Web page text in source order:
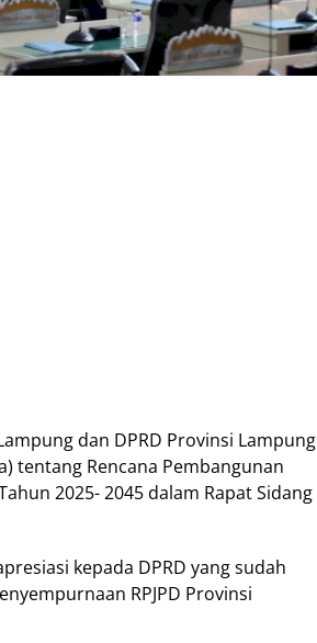
dan DPRD Provinsi Lampung
tentang Rencana Pembangunan
2025- 2045 dalam Rapat Sidang
kepada DPRD yang sudah
RPJPD Provinsi